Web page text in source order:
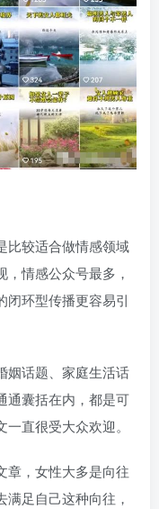
比较适合做情感领域
情感公众号最多，
闭环型传播更容易引
姻话题、家庭生活话
通囊括在内，都是可
直很受大众欢迎。
章，女性大多是向往
足自己这种向往，